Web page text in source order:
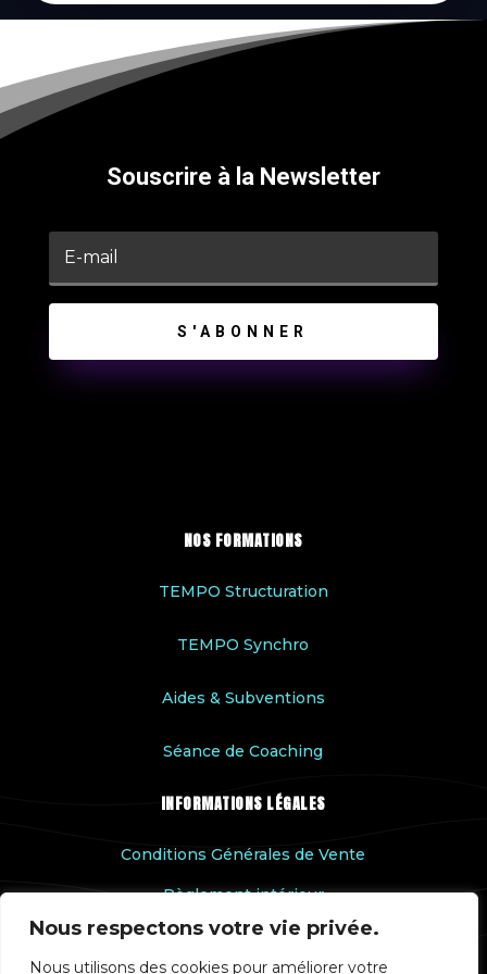
Nous respectons votre vie privée.
Nous utilisons des cookies pour améliorer votre
Souscrire à la Newsletter
S'ABONNER
NOS FORMATIONS
TEMPO Structuration
TEMPO Synchro
Aides & Subventions
Séance de Coaching
INFORMATIONS LÉGALES
Conditions Générales de Vente
Règlement intérieur
Accessibilité handicap